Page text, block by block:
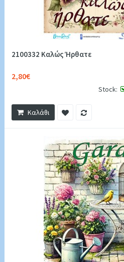
2100332 Καλώς Ήρθατε
2,80€
Stock:
Καλάθι